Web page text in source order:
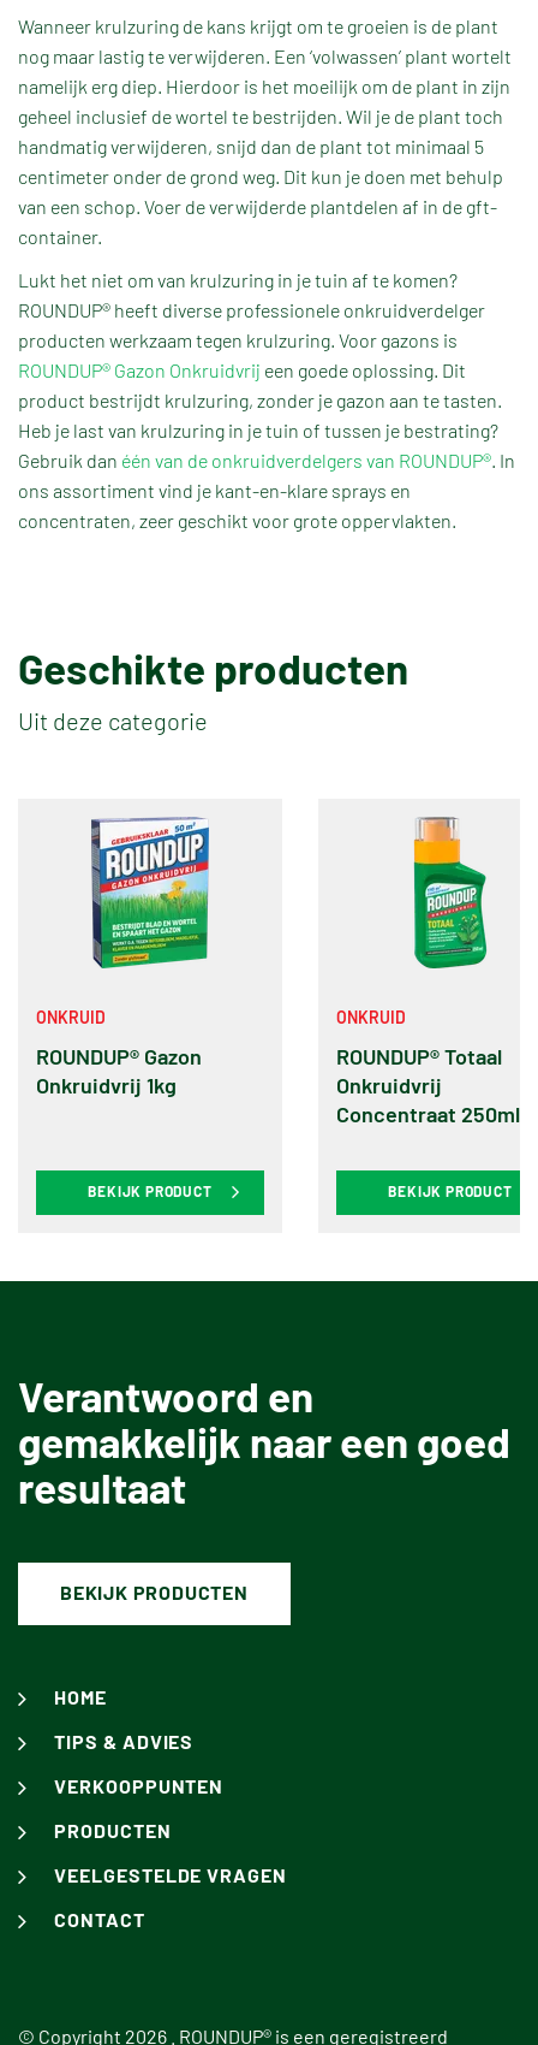
Wanneer krulzuring de kans krijgt om te groeien is de plant
nog maar lastig te verwijderen. Een ‘volwassen’ plant wortelt
namelijk erg diep. Hierdoor is het moeilijk om de plant in zijn
geheel inclusief de wortel te bestrijden. Wil je de plant toch
handmatig verwijderen, snijd dan de plant tot minimaal 5
centimeter onder de grond weg. Dit kun je doen met behulp
van een schop. Voer de verwijderde plantdelen af in de gft-
container.
Lukt het niet om van krulzuring in je tuin af te komen?
ROUNDUP® heeft diverse professionele onkruidverdelger
producten werkzaam tegen krulzuring. Voor gazons is
ROUNDUP® Gazon Onkruidvrij een goede oplossing. Dit
product bestrijdt krulzuring, zonder je gazon aan te tasten.
Heb je last van krulzuring in je tuin of tussen je bestrating?
Gebruik dan één van de onkruidverdelgers van ROUNDUP®. In
ons assortiment vind je kant-en-klare sprays en
concentraten, zeer geschikt voor grote oppervlakten.
Geschikte producten
Uit deze categorie
ONKRUID
ROUNDUP® Gazon
Onkruidvrij 1kg
BEKIJK PRODUCT
ONKRUID
ROUNDUP® Totaal
Onkruidvrij
Concentraat 250ml
BEKIJK PRODUCT
Verantwoord en
gemakkelijk naar een goed
resultaat
BEKIJK PRODUCTEN
HOME
TIPS & ADVIES
VERKOOPPUNTEN
PRODUCTEN
VEELGESTELDE VRAGEN
CONTACT
© Copyright 2026 . ROUNDUP® is een geregistreerd